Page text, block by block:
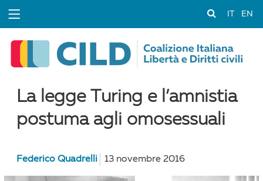
EN
La legge Turing e l’amnistia
postuma agli omosessuali
Federico Quadrelli 13 novembre 2016